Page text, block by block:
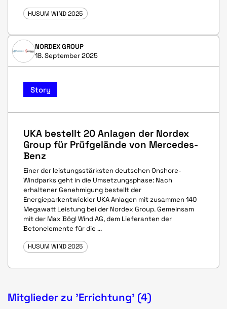
HUSUM WIND 2025
NORDEX GROUP
18. September 2025
Story
UKA bestellt 20 Anlagen der Nordex
Group für Prüfgelände von Mercedes-
Benz
Einer der leistungsstärksten deutschen Onshore-
Windparks geht in die Umsetzungsphase: Nach
erhaltener Genehmigung bestellt der
Energieparkentwickler UKA Anlagen mit zusammen 140
Megawatt Leistung bei der Nordex Group. Gemeinsam
mit der Max Bögl Wind AG, dem Lieferanten der
Betonelemente für die ...
HUSUM WIND 2025
Mitglieder zu 'Errichtung' (4)